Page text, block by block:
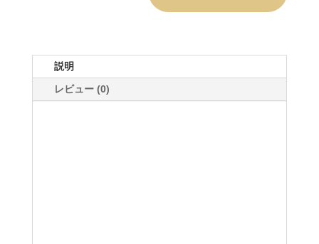
説明
レビュー (0)